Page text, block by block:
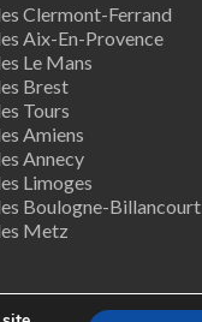
Clermont-Ferrand
Aix-En-Provence
Le Mans
Brest
Tours
Amiens
Annecy
Limoges
Boulogne-Billancourt
Metz